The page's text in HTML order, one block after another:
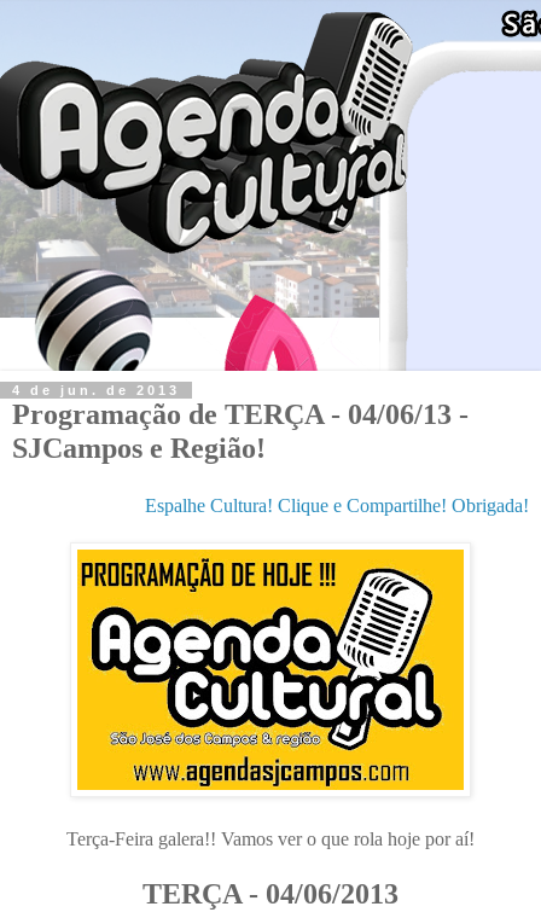
4 de jun. de 2013
Programação de TERÇA - 04/06/13 -
SJCampos e Região!
Espalhe Cultura! Clique e Compartilhe! Obrigada!
Terça-Feira galera!! Vamos ver o que rola hoje por aí!
TERÇA - 04/06/2013